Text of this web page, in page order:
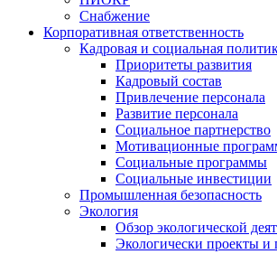
Снабжение
Корпоративная ответственность
Кадровая и социальная
Приоритеты развития
Кадровый состав
Привлечение персонала
Развитие персонала
Социальное партнерство
Мотивационные
Социальные программы
Социальные инвестиции
Промышленная безопасность
Экология
Обзор экологической
Экологически проекты и